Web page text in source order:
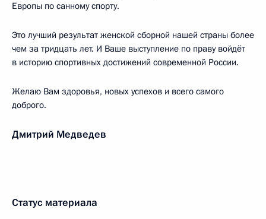
Европы по санному спорту.
Это лучший результат женской сборной нашей страны более
чем за тридцать лет. И Ваше выступление по праву войдёт
в историю спортивных достижений современной России.
Желаю Вам здоровья, новых успехов и всего самого
доброго.
Дмитрий Медведев
Статус материала